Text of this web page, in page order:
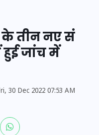
के तीन नए सं​
जांच में
30 Dec 2022 07:53 AM